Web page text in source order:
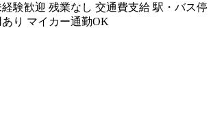
経験歓迎 残業なし 交通費支給 駅・バス停
り マイカー通勤OK